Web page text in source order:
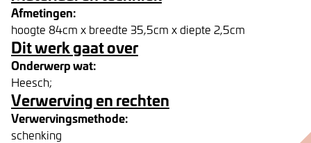
Afmetingen:
hoogte 84cm x breedte 35,5cm x diepte 2,5cm
Dit werk gaat over
Onderwerp wat:
Heesch;
Verwerving en rechten
Verwervingsmethode:
schenking